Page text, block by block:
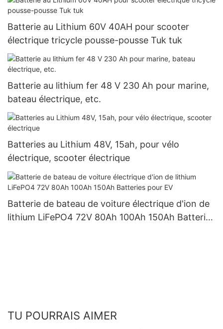
Batterie au Lithium 60V 40AH pour scooter
électrique tricycle pousse-pousse Tuk tuk
Batterie au lithium fer 48 V 230 Ah pour marine,
bateau électrique, etc.
Batteries au Lithium 48V, 15ah, pour vélo
électrique, scooter électrique
Batterie de bateau de voiture électrique d'ion de
lithium LiFePO4 72V 80Ah 100Ah 150Ah Batteries
TU POURRAIS AIMER